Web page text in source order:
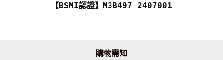
【BSMI認證】M3B497 2407001
購物需知